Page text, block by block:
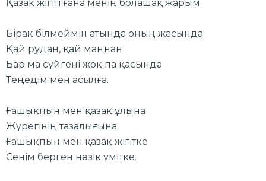
Қазақ жігіті ғана менің болашақ жарым.
Бірақ білмеймін атында оның жасында
Қай рудан, қай маңнан
Бар ма сүйгені жоқ па қасында
Теңедім мен асылға.
Ғашықпын мен қазақ ұлына
Жүрегінің тазалығына
Ғашықпын мен қазақ жігітке
Сенім берген нәзік үмітке.